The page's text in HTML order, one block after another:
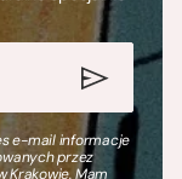
e-mail informacje
przez
Krakowie. Mam